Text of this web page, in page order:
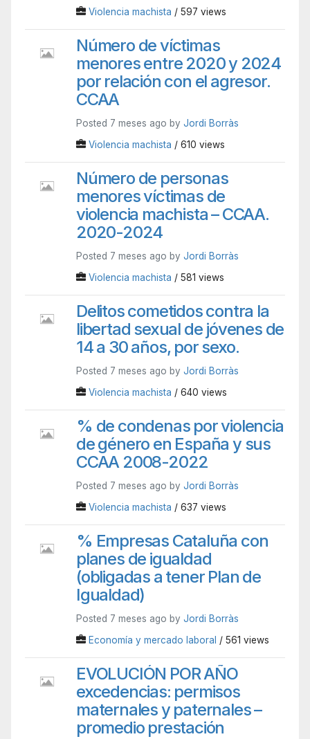
Violencia machista / 597 views
Número de víctimas
menores entre 2020 y 2024
por relación con el agresor.
CCAA
Posted 7 meses ago by Jordi Borràs
Violencia machista / 610 views
Número de personas
menores víctimas de
violencia machista – CCAA.
2020-2024
Posted 7 meses ago by Jordi Borràs
Violencia machista / 581 views
Delitos cometidos contra la
libertad sexual de jóvenes de
14 a 30 años, por sexo.
Posted 7 meses ago by Jordi Borràs
Violencia machista / 640 views
% de condenas por violencia
de género en España y sus
CCAA 2008-2022
Posted 7 meses ago by Jordi Borràs
Violencia machista / 637 views
% Empresas Cataluña con
planes de igualdad
(obligadas a tener Plan de
Igualdad)
Posted 7 meses ago by Jordi Borràs
Economía y mercado laboral / 561 views
EVOLUCIÓN POR AÑO
excedencias: permisos
maternales y paternales –
promedio prestación